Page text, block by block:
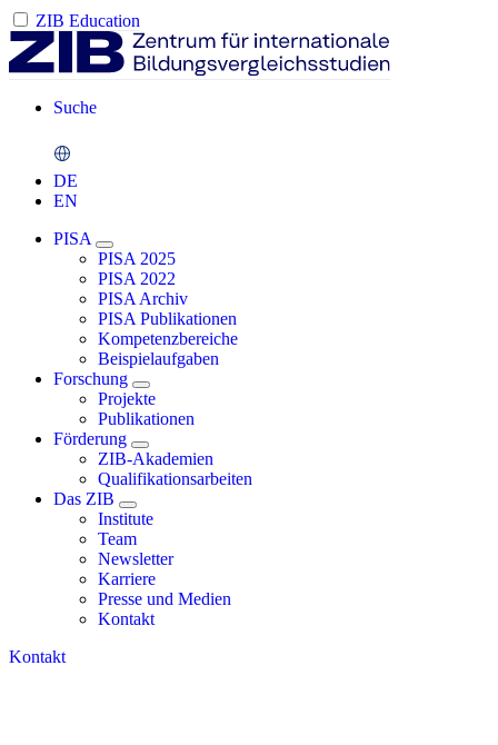
ZIB Education
Suche
DE
EN
PISA
PISA 2025
PISA 2022
PISA Archiv
PISA Publikationen
Kompetenzbereiche
Beispielaufgaben
Forschung
Projekte
Publikationen
Förderung
ZIB-Akademien
Qualifikationsarbeiten
Das ZIB
Institute
Team
Newsletter
Karriere
Presse und Medien
Kontakt
Kontakt